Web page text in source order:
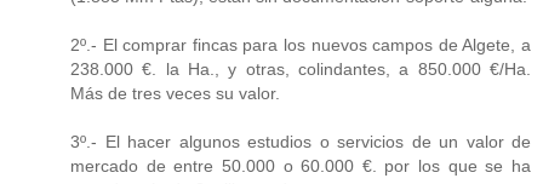
2º.- El comprar fincas para los nuevos campos de Algete, a
238.000 €. la Ha., y otras, colindantes, a 850.000 €/Ha.
Más de tres veces su valor.
3º.- El hacer algunos estudios o servicios de un valor de
mercado de entre 50.000 o 60.000 €. por los que se ha